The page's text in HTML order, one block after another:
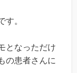
す。
となっただけ
の患者さんに